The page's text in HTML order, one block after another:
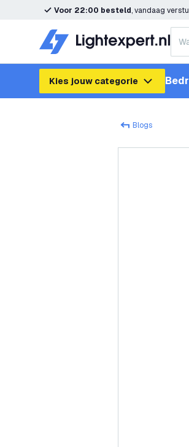
Voor 22:00 besteld, vandaag
Kies jouw categorie
Blogs